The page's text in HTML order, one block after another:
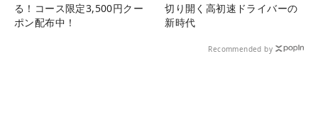
る！コース限定3,500円クー
ポン配布中！
切り開く高初速ドライバーの
新時代
Recommended by